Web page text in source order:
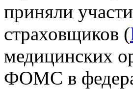
приняли
страховщиков (
медицинских
ФОМС в